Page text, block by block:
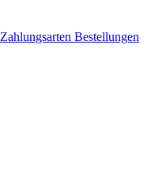
Zahlungsarten Bestellungen